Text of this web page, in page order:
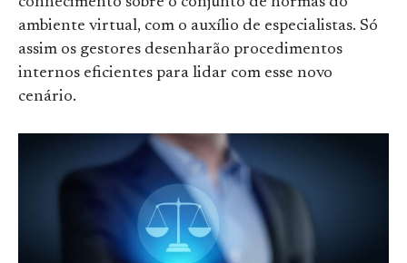
ambiente virtual, com o auxílio de especialistas. Só
assim os gestores desenharão procedimentos
internos eficientes para lidar com esse novo
cenário.